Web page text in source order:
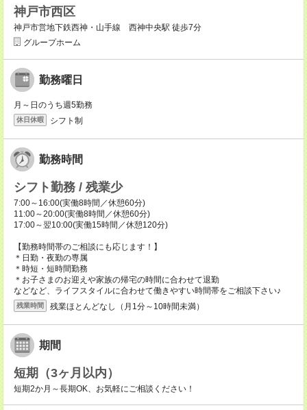
神戸市西区
神戸市営地下鉄西神・山手線 西神中央駅 徒歩7分
グループホーム
勤務曜日
月～日のうち週5勤務
休日休暇 シフト制
勤務時間
シフト勤務 / 残業少
7:00～16:00(実働8時間／休憩60分)
11:00～20:00(実働8時間／休憩60分)
17:00～翌10:00(実働15時間／休憩120分)
【勤務時間帯のご相談にも応じます！】
＊日勤・夜勤の専属
＊時短・短時間勤務
＊お子さまのお迎えや家族の帰宅の時間に合わせて退勤
などなど、ライフスタイルに合わせて働きやすい時間帯をご相談下さい♪
残業時間 残業ほとんどなし（月1分～10時間未満）
期間
短期（3ヶ月以内）
短期2か月～長期OK、お気軽にご相談ください！